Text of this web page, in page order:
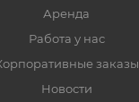
Аренда
Работа у нас
заказы
Новости